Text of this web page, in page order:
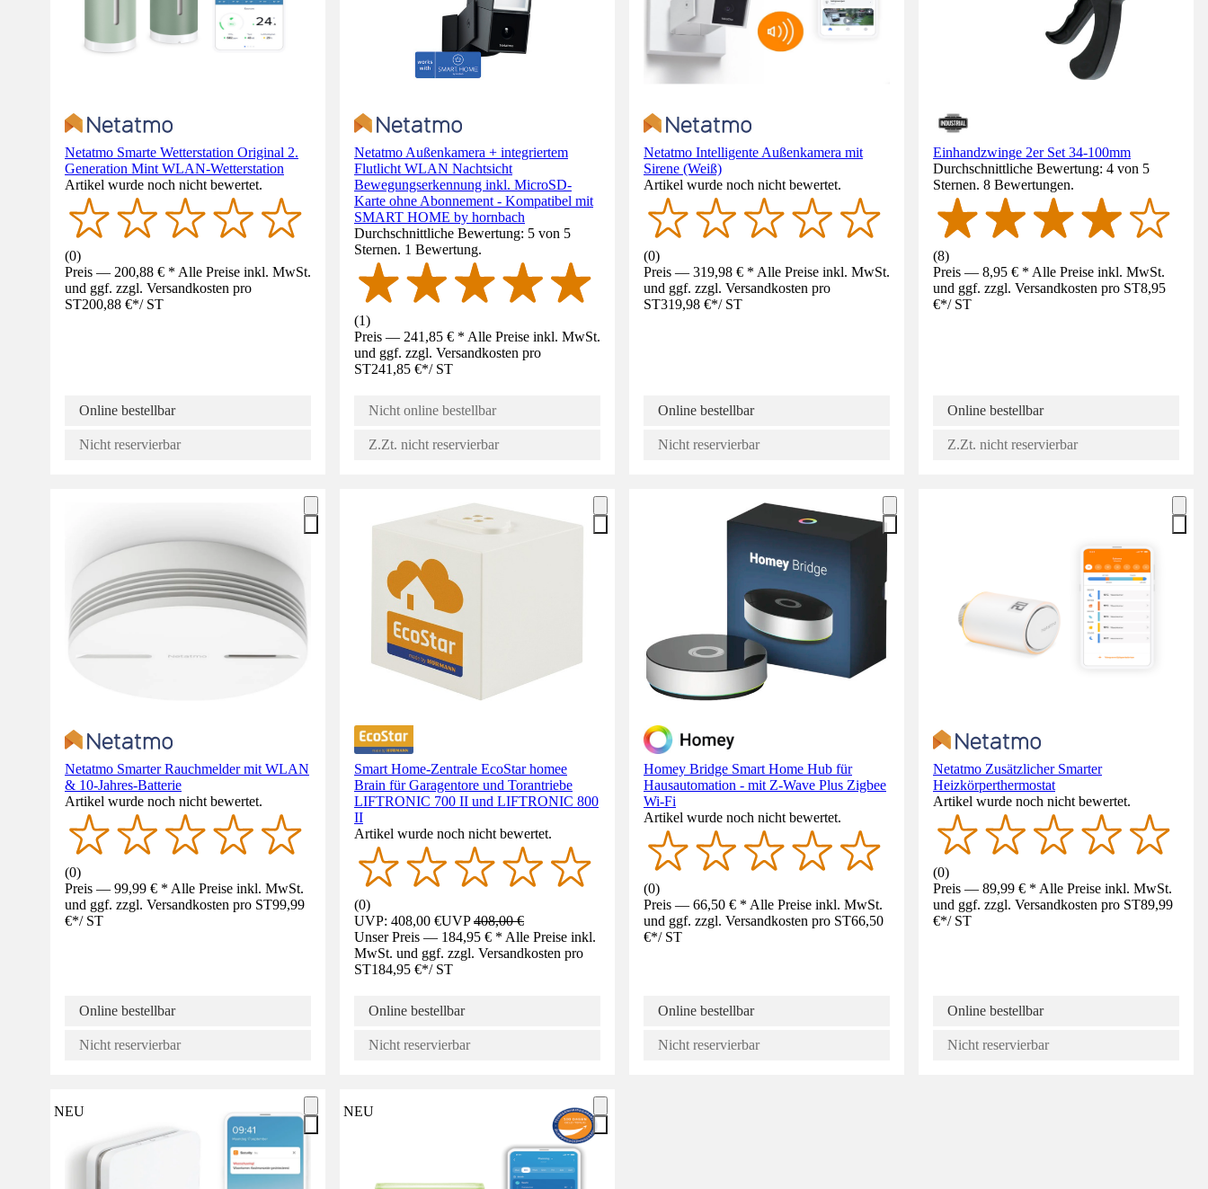
Netatmo Smarte Wetterstation Original 2.
Generation Mint WLAN-Wetterstation
Artikel wurde noch nicht bewertet.
(0)
Preis — 200,88 € * Alle Preise inkl. MwSt.
und ggf. zzgl. Versandkosten pro
ST200,88 €*/ ST
Online bestellbar
Nicht reservierbar
Netatmo Außenkamera + integriertem
Flutlicht WLAN Nachtsicht
Bewegungserkennung inkl. MicroSD-
Karte ohne Abonnement - Kompatibel mit
SMART HOME by hornbach
Durchschnittliche Bewertung: 5 von 5
Sternen. 1 Bewertung.
(1)
Preis — 241,85 € * Alle Preise inkl. MwSt.
und ggf. zzgl. Versandkosten pro
ST241,85 €*/ ST
Nicht online bestellbar
Z.Zt. nicht reservierbar
Netatmo Intelligente Außenkamera mit
Sirene (Weiß)
Artikel wurde noch nicht bewertet.
(0)
Preis — 319,98 € * Alle Preise inkl. MwSt.
und ggf. zzgl. Versandkosten pro
ST319,98 €*/ ST
Online bestellbar
Nicht reservierbar
Einhandzwinge 2er Set 34-100mm
Durchschnittliche Bewertung: 4 von 5
Sternen. 8 Bewertungen.
(8)
Preis — 8,95 € * Alle Preise inkl. MwSt.
und ggf. zzgl. Versandkosten pro ST8,95
€*/ ST
Online bestellbar
Z.Zt. nicht reservierbar
Netatmo Smarter Rauchmelder mit WLAN
& 10-Jahres-Batterie
Artikel wurde noch nicht bewertet.
(0)
Preis — 99,99 € * Alle Preise inkl. MwSt.
und ggf. zzgl. Versandkosten pro ST99,99
€*/ ST
Online bestellbar
Nicht reservierbar
Smart Home-Zentrale EcoStar homee
Brain für Garagentore und Torantriebe
LIFTRONIC 700 II und LIFTRONIC 800
II
Artikel wurde noch nicht bewertet.
(0)
UVP: 408,00 €UVP408,00 €
Unser Preis — 184,95 € * Alle Preise inkl.
MwSt. und ggf. zzgl. Versandkosten pro
ST184,95 €*/ ST
Online bestellbar
Nicht reservierbar
Homey Bridge Smart Home Hub für
Hausautomation - mit Z-Wave Plus Zigbee
Wi-Fi
Artikel wurde noch nicht bewertet.
(0)
Preis — 66,50 € * Alle Preise inkl. MwSt.
und ggf. zzgl. Versandkosten pro ST66,50
€*/ ST
Online bestellbar
Nicht reservierbar
Netatmo Zusätzlicher Smarter
Heizkörperthermostat
Artikel wurde noch nicht bewertet.
(0)
Preis — 89,99 € * Alle Preise inkl. MwSt.
und ggf. zzgl. Versandkosten pro ST89,99
€*/ ST
Online bestellbar
Nicht reservierbar
NEU NEU